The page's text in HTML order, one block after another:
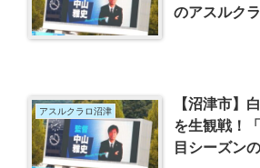
のアスルク
アスルクラロ沼津
【沼津市】
を生観戦！
目シーズン